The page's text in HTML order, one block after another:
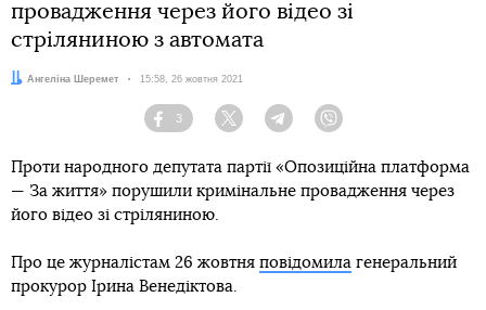
провадження через його відео зі
стріляниною з автомата
Автор:
Ангеліна Шеремет Дата:
15:58, 26 жовтня 2021
Facebook
3
Twitter TelegramViber
Проти народного депутата партії «Опозиційна платформа
— За життя» порушили кримінальне провадження через
його відео зі стріляниною.
Про це журналістам 26 жовтня повідомила генеральний
прокурор Ірина Венедіктова.